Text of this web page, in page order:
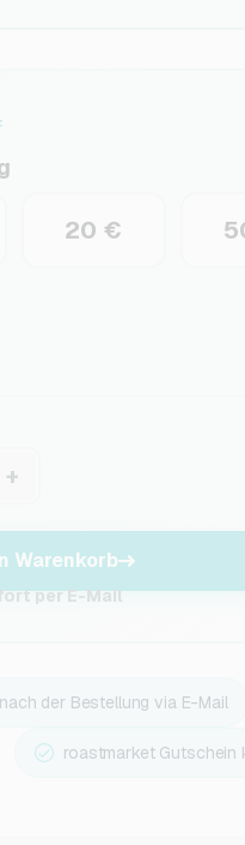
20 €
+
Warenkorb
per E-Mail
der Bestellung via E-Mail
roastmarket Gutschein